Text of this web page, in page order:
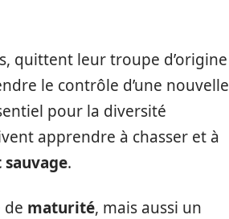
quittent leur troupe d’origine
le contrôle d’une nouvelle
pour la diversité
apprendre à chasser et à
.
de maturité, mais aussi un